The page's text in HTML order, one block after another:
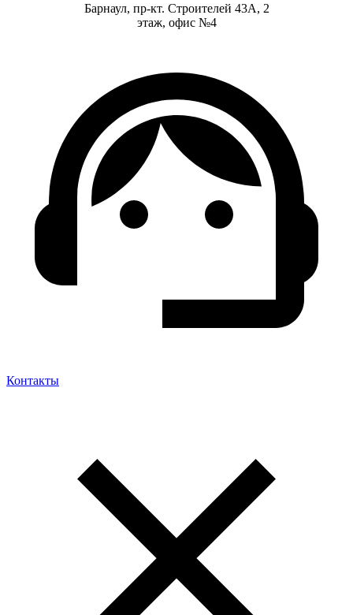
Барнаул, пр-кт. Строителей 43А, 2
этаж, офис №4
Контакты